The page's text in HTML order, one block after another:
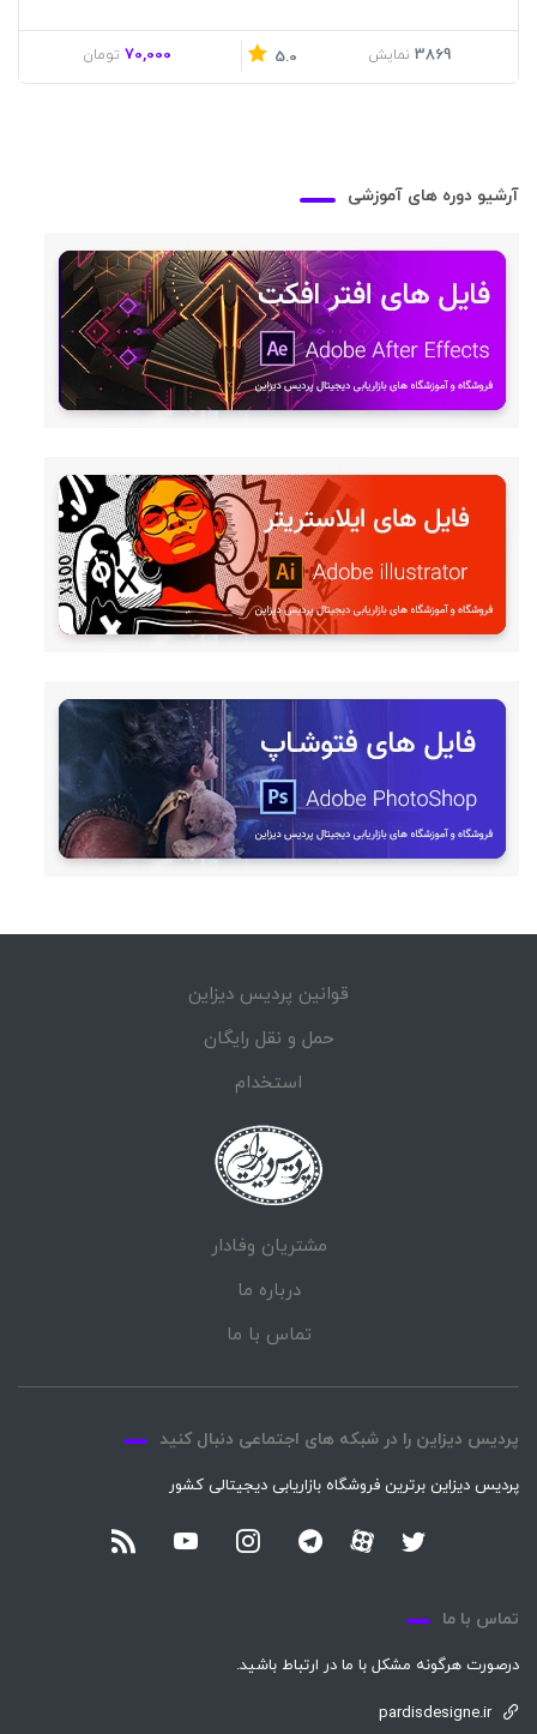
3869 نمایش 5.0
70,000 تومان
آرشیو دوره های آموزشی
قوانین پردیس دیزاین
حمل و نقل رایگان
استخدام
مشتریان وفادار
درباره ما
تماس با ما
پردیس دیزاین را در شبکه های اجتماعی دنبال کنید
پردیس دیزاین برترین فروشگاه بازاریابی دیجیتالی کشور
تماس با ما
درصورت هرگونه مشکل با ما در ارتباط باشید.
pardisdesigne.ir